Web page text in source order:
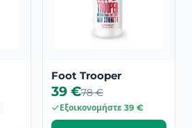
Foot Trooper
39 €78 €
Εξοικονομήστε 39 €